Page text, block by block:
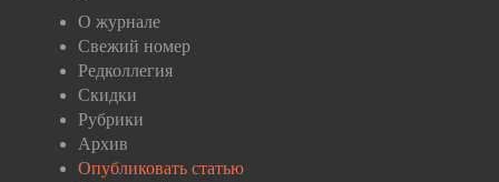
О журнале
Свежий номер
Редколлегия
Скидки
Рубрики
Архив
Опубликовать статью